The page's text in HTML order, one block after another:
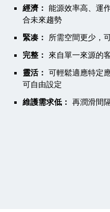
經濟： 能源效率高、運
合未來趨勢
緊凑： 所需空間更少，
完整： 來自單一來源的
靈活： 可輕鬆適應特定
可自由設定
維護需求低： 再潤滑間